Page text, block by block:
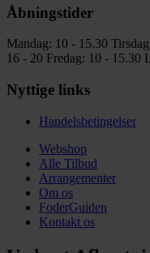
Åbningstider
Mandag: 10 - 15.30
16 - 20 Fredag: 10 - 15.30
Nyttige links
Handelsbetingelser
Webshop
Alle Tilbud
Arrangementer
Om os
FoderGuiden
Kontakt os